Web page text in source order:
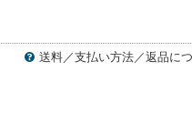
送料／支払い方法／返品に